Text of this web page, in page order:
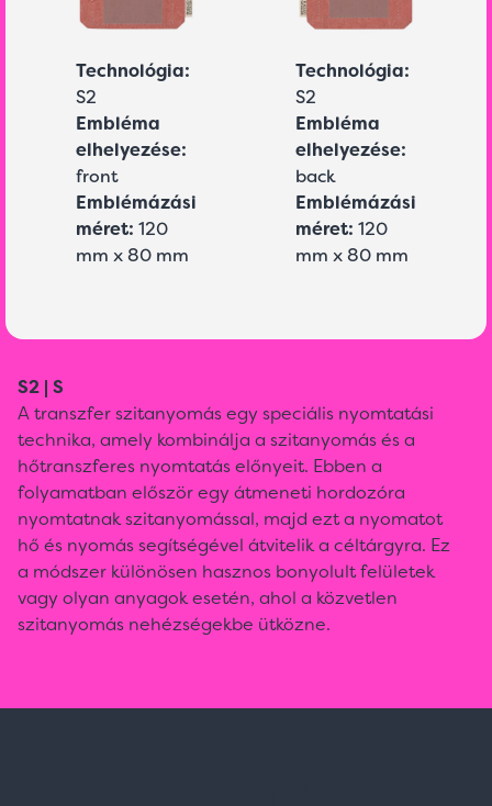
Technológia:
S2
Embléma
elhelyezése:
front
Emblémázási
méret: 120
mm x 80 mm
Technológia:
S2
Embléma
elhelyezése:
back
Emblémázási
méret: 120
mm x 80 mm
S2 | S
A transzfer szitanyomás egy speciális nyomtatási
technika, amely kombinálja a szitanyomás és a
hőtranszferes nyomtatás előnyeit. Ebben a
folyamatban először egy átmeneti hordozóra
nyomtatnak szitanyomással, majd ezt a nyomatot
hő és nyomás segítségével átvitelik a céltárgyra. Ez
a módszer különösen hasznos bonyolult felületek
vagy olyan anyagok esetén, ahol a közvetlen
szitanyomás nehézségekbe ütközne.